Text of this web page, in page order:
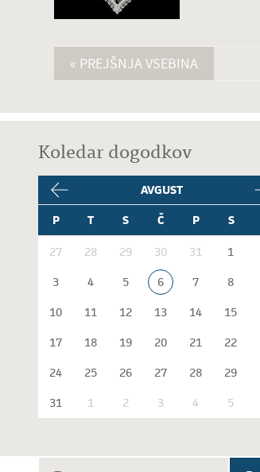
« PREJŠNJA VSEBINA
Koledar dogodkov
AVGUST
P
T S Č P S
27 28 29 30 31 1
3
4 5 6 7 8
10
11 12 13 14 15
17
18 19 20 21 22
24
25 26 27 28 29
31
1 2 3 4 5